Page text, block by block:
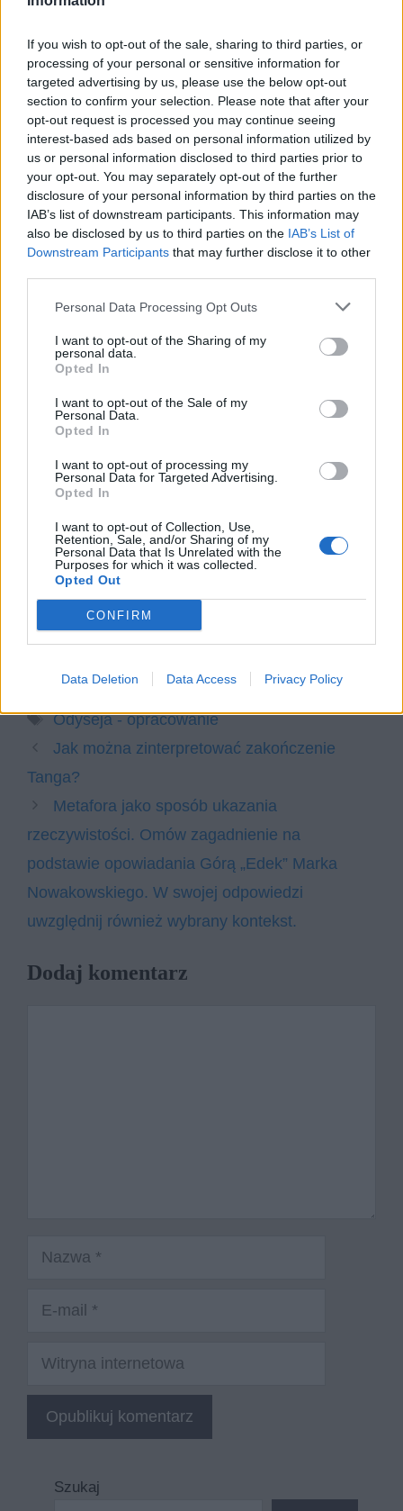
If you wish to opt-out of the sale, sharing to third parties, or
processing of your personal or sensitive information for
targeted advertising by us, please use the below opt-out
section to confirm your selection. Please note that after your
opt-out request is processed you may continue seeing
interest-based ads based on personal information utilized by
us or personal information disclosed to third parties prior to
your opt-out. You may separately opt-out of the further
disclosure of your personal information by third parties on the
IAB’s list of downstream participants. This information may
also be disclosed by us to third parties on the IAB’s List of
Downstream Participants that may further disclose it to other
Personal Data Processing Opt Outs
I want to opt-out of the Sharing of my
personal data.
Opted In
I want to opt-out of the Sale of my
Personal Data.
Opted In
I want to opt-out of processing my
Personal Data for Targeted Advertising.
Opted In
I want to opt-out of Collection, Use,
Retention, Sale, and/or Sharing of my
Personal Data that Is Unrelated with the
Purposes for which it was collected.
Opted Out
CONFIRM
Data Deletion Data Access Privacy Policy
Czytaj także:
zagadnienie na podstawie znanych Ci
odpowiedzi uwzględnij również
wybrany kontekst.
miejsca na ziemi. W pracy odwołaj się
sensu wiersza Pan Cogito – powrót
Zbigniewa Herberta oraz wybranych
kontekstów.
Odyseja – bohaterowie
Odyseja jako epos
Kategorie
Tagi
Odyseja - opracowanie
Jak można zinterpretować zakończenie
Tanga?
Metafora jako sposób ukazania
rzeczywistości. Omów zagadnienie na
podstawie opowiadania Górą „Edek” Marka
Nowakowskiego. W swojej odpowiedzi
uwzględnij również wybrany kontekst.
Dodaj komentarz
Nazwa
Witryna
Szukaj